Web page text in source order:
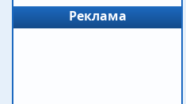
Реклама